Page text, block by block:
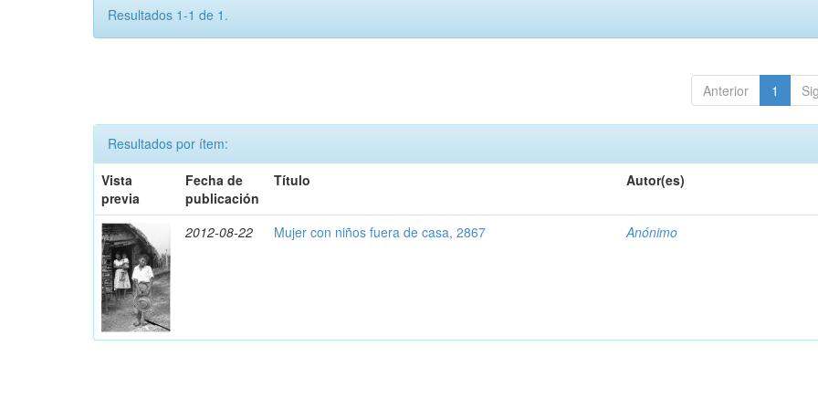
Resultados 1-1 de 1.
Anterior 1
Resultados por ítem:
Vista
previa
Fecha de
publicación
Título Autor(es)
2012-08-22 Mujer con niños fuera de casa, 2867 Anónimo